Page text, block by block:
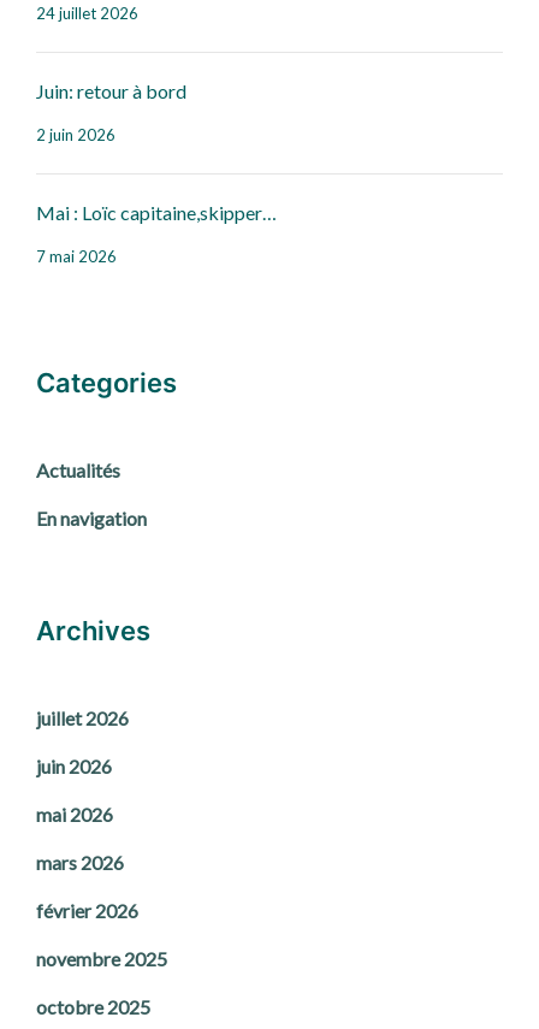
24 juillet 2026
Juin: retour à bord
2 juin 2026
Mai : Loïc capitaine,skipper…
7 mai 2026
Categories
Actualités
En navigation
Archives
juillet 2026
juin 2026
mai 2026
mars 2026
février 2026
novembre 2025
octobre 2025